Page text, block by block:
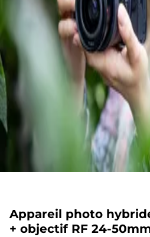
Appareil photo
+ objectif RF 24-